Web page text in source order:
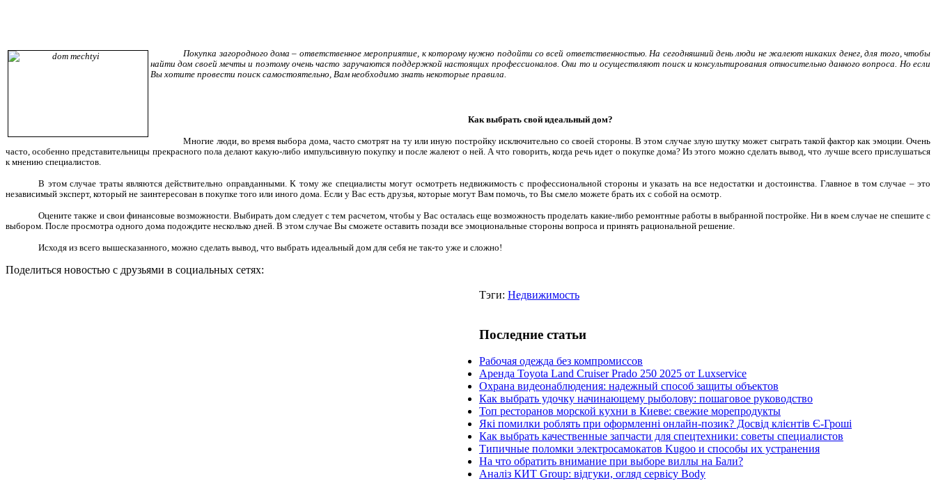
Покупка загородного дома – ответственное мероприятие, к которому нужно подойти со всей ответственностью. На сегодняшний день люди не жалеют никаких денег, для того, чтобы
найти дом своей мечты и поэтому очень часто заручаются поддержкой настоящих профессионалов. Они то и осуществляют поиск и консультирования относительно данного вопроса. Но если
Вы хотите провести поиск самостоятельно, Вам необходимо знать некоторые правила.
Как выбрать свой идеальный дом?
Многие люди, во время выбора дома, часто смотрят на ту или иную постройку исключительно со своей стороны. В этом случае злую шутку может сыграть такой фактор как эмоции. Очень
часто, особенно представительницы прекрасного пола делают какую-либо импульсивную покупку и после жалеют о ней. А что говорить, когда речь идет о покупке дома? Из этого можно сделать вывод, что лучше всего прислушаться
к мнению специалистов.
В этом случае траты являются действительно оправданными. К тому же специалисты могут осмотреть недвижимость с профессиональной стороны и указать на все недостатки и достоинства. Главное в том случае – это
независимый эксперт, который не заинтересован в покупке того или иного дома. Если у Вас есть друзья, которые могут Вам помочь, то Вы смело можете брать их с собой на осмотр.
Оцените также и свои финансовые возможности. Выбирать дом следует с тем расчетом, чтобы у Вас осталась еще возможность проделать какие-либо ремонтные работы в выбранной постройке. Ни в коем случае не спешите с
выбором. После просмотра одного дома подождите несколько дней. В этом случае Вы сможете оставить позади все эмоциональные стороны вопроса и принять рациональной решение.
Исходя из всего вышесказанного, можно сделать вывод, что выбрать идеальный дом для себя не так-то уже и сложно!
Поделиться новостью с друзьями в социальных сетях:
Тэги: Недвижимость
Последние статьи
Рабочая одежда без компромиссов
Аренда Toyota Land Cruiser Prado 250 2025 от Luxservice
Охрана видеонаблюдения: надежный способ защиты объектов
Как выбрать удочку начинающему рыболову: пошаговое руководство
Топ ресторанов морской кухни в Киеве: свежие морепродукты
Які помилки роблять при оформленні онлайн-позик? Досвід клієнтів Є-Гроші
Как выбрать качественные запчасти для спецтехники: советы специалистов
Типичные поломки электросамокатов Kugoo и способы их устранения
На что обратить внимание при выборе виллы на Бали?
Аналіз КИТ Group: відгуки, огляд сервісу Body